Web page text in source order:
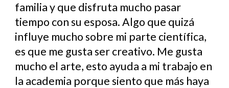
familia y que disfruta mucho pasar
tiempo con su esposa. Algo que quizá
influye mucho sobre mi parte científica,
es que me gusta ser creativo. Me gusta
mucho el arte, esto ayuda a mi trabajo en
la academia porque siento que más haya